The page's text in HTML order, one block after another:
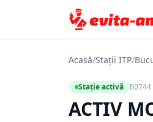
Acasă/Stații ITP/
Stație activă B0744
ACTIV